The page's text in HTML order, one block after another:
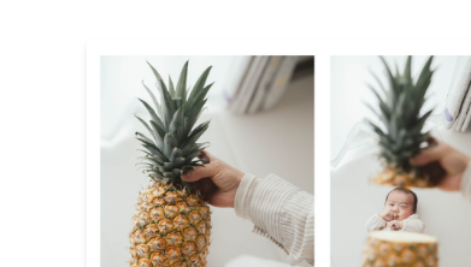
上がりに。きっと「こんな写真を撮ってほし
覧ください。